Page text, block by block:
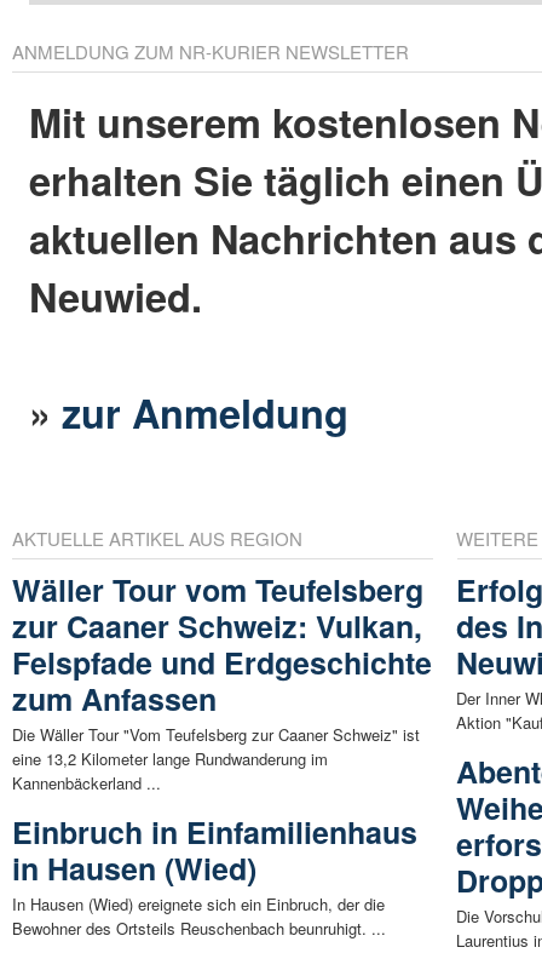
ANMELDUNG ZUM NR-KURIER NEWSLETTER
Mit unserem kostenlosen
erhalten Sie täglich einen
aktuellen Nachrichten aus
Neuwied.
»zur Anmeldung
AKTUELLE ARTIKEL AUS REGION
Wäller Tour vom Teufelsberg
zur Caaner Schweiz: Vulkan,
Felspfade und Erdgeschichte
zum Anfassen
Die Wäller Tour "Vom Teufelsberg zur Caaner Schweiz" ist
eine 13,2 Kilometer lange Rundwanderung im
Kannenbäckerland ...
Einbruch in Einfamilienhaus
in Hausen (Wied)
In Hausen (Wied) ereignete sich ein Einbruch, der die
Bewohner des Ortsteils Reuschenbach beunruhigt. ...
des
Der Inner
Aktion
Die
Laurentius